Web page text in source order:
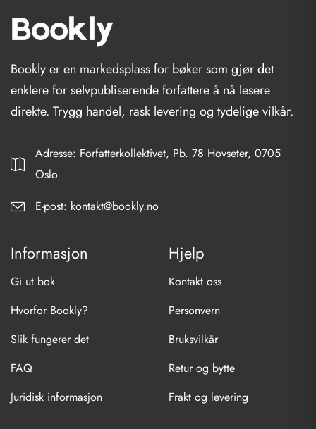
Bookly er en markedsplass for bøker som gjør det
enklere for selvpubliserende forfattere å nå lesere
direkte. Trygg handel, rask levering og tydelige vilkår.
Adresse: Forfatterkollektivet, Pb. 78 Hovseter, 0705
Oslo
E-post: kontakt@bookly.no
Informasjon
Gi ut bok
Hvorfor Bookly?
Slik fungerer det
FAQ
Juridisk informasjon
Hjelp
Kontakt oss
Personvern
Bruksvilkår
Retur og bytte
Frakt og levering